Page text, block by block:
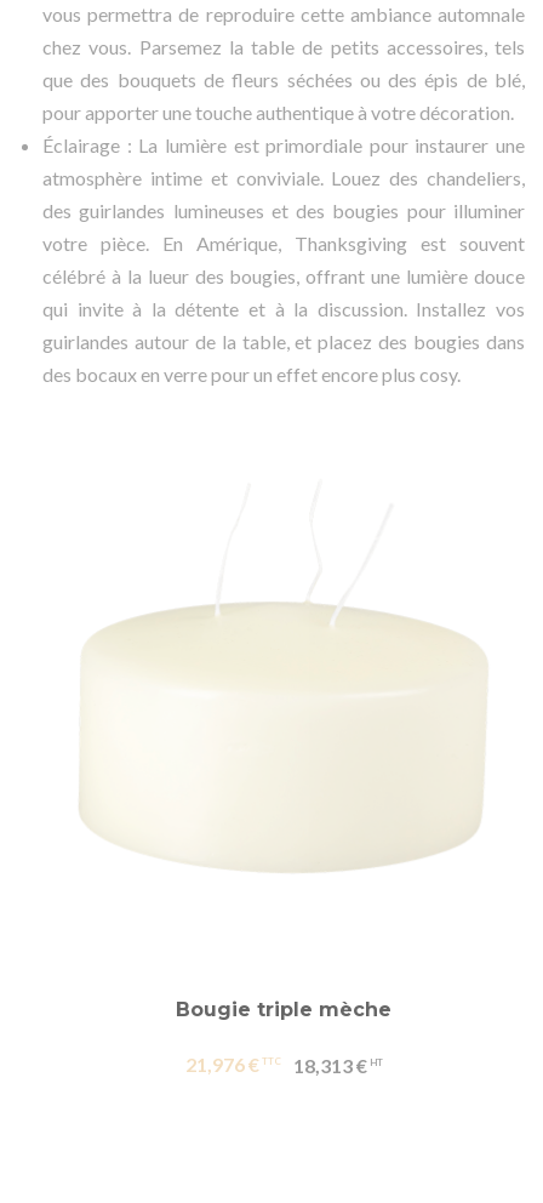
vous permettra de reproduire cette ambiance automnale
chez vous. Parsemez la table de petits accessoires, tels
que des bouquets de fleurs séchées ou des épis de blé,
pour apporter une touche authentique à votre décoration.
Éclairage : La lumière est primordiale pour instaurer une
atmosphère intime et conviviale. Louez des chandeliers,
des guirlandes lumineuses et des bougies pour illuminer
votre pièce. En Amérique, Thanksgiving est souvent
célébré à la lueur des bougies, offrant une lumière douce
qui invite à la détente et à la discussion. Installez vos
guirlandes autour de la table, et placez des bougies dans
des bocaux en verre pour un effet encore plus cosy.
Bougie triple mèche
21,976 € 18,313 €